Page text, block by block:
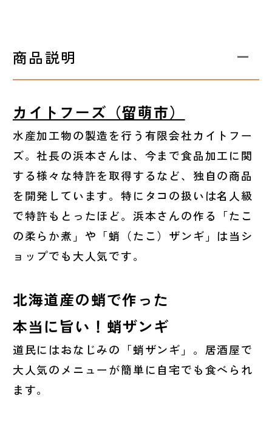
商品説明
カイトフーズ（留萌市）
水産加工物の製造を行う有限会社カイトフー
ズ。社長の浜本さんは、今まで食品加工に関
する様々な特許を取得するなど、独自の商品
を開発しています。特にタコの扱いは名人級
で特許もとったほど。浜本さんの作る「たこ
の柔らか煮」や「蛸（たこ）ザンギ」は当シ
ョップでも大人気です。
北海道産の蛸で作った
本当に旨い！蛸ザンギ
道民にはおなじみの「蛸ザンギ」。居酒屋で
大人気のメニューが簡単に自宅でも食べられ
ます。